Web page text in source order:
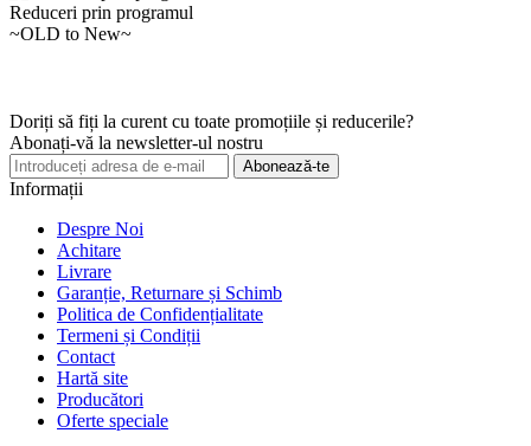
Reduceri prin programul
~OLD to New~
Doriți să fiți la curent cu toate promoțiile și reducerile?
Abonați-vă la newsletter-ul nostru
Abonează-te
Informații
Despre Noi
Achitare
Livrare
Garanție, Returnare și Schimb
Politica de Confidențialitate
Termeni și Condiții
Contact
Hartă site
Producători
Oferte speciale